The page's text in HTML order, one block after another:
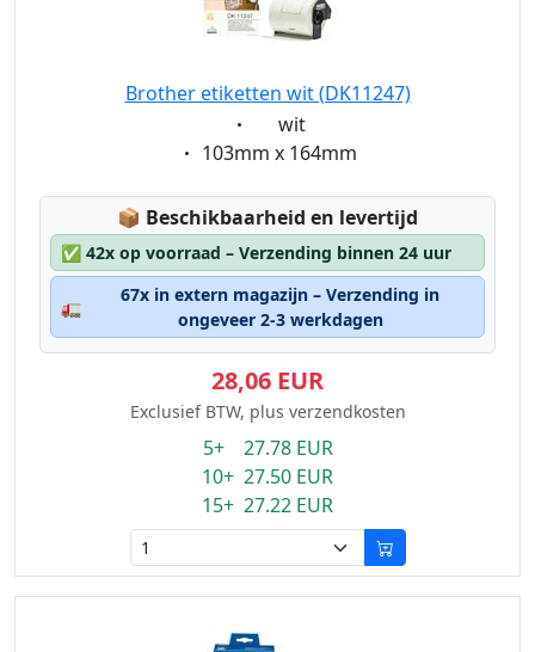
Brother etiketten wit (DK11247)
Eigenschaft:
wit
Eigenschaft:
103mm x 164mm
📦 Lagerstatus:
Beschikbaarheid en levertijd
✅ 42x op voorraad – Verzending binnen 24 uur
🚛
67x in extern magazijn – Verzending in
ongeveer 2-3 werkdagen
28,06 EUR
Exclusief BTW, plus verzendkosten
5+ 27.78 EUR
10+ 27.50 EUR
15+ 27.22 EUR